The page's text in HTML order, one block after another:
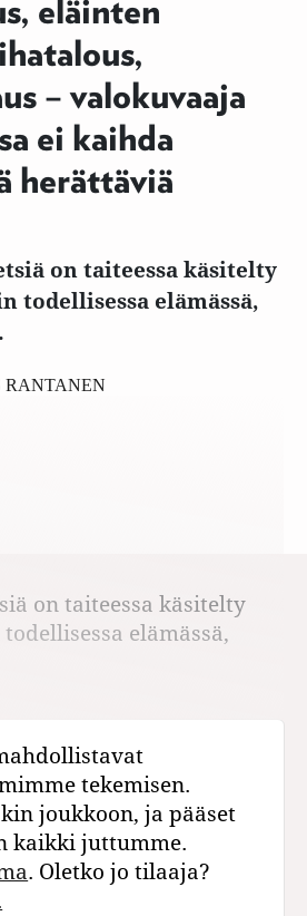
eläinten
– valokuvaaja
ei kaihda
herättäviä
on taiteessa käsitelty
todellisessa elämässä,
RANTANEN
on taiteessa käsitelty
elämässä,
tekemisen.
joukkoon, ja pääset
kaikki juttumme.
. Oletko jo tilaaja?